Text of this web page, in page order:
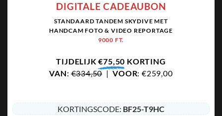
DIGITALE CADEAUBON
STANDAARD TANDEM SKYDIVE MET
HANDCAM FOTO & VIDEO REPORTAGE
9000 FT.
TIJDELIJK€75,50 KORTING
VAN:€334,50|VOOR: €259,00
KORTINGSCODE: BF25-T9HC